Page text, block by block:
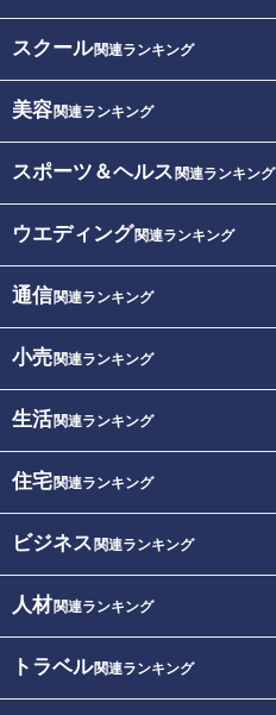
スクール関連ランキング
美容関連ランキング
スポーツ＆ヘルス 関連ランキング
ウエディング関連ランキング
通信関連ランキング
小売関連ランキング
生活関連ランキング
住宅関連ランキング
ビジネス 関連ランキング
人材関連ランキング
トラベル関連ランキング